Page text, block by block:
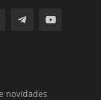
novidades